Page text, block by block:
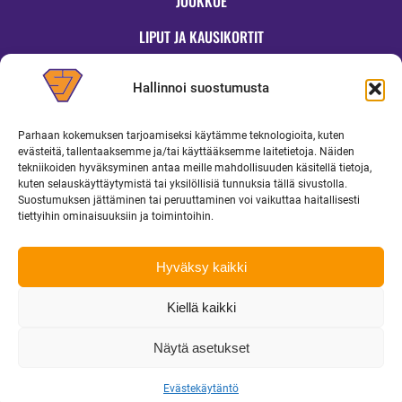
Hallinnoi suostumusta
Parhaan kokemuksen tarjoamiseksi käytämme teknologioita, kuten
evästeitä, tallentaaksemme ja/tai käyttääksemme laitetietoja. Näiden
tekniikoiden hyväksyminen antaa meille mahdollisuuden käsitellä tietoja,
kuten selauskäyttäytymistä tai yksilöllisiä tunnuksia tällä sivustolla.
Suostumuksen jättäminen tai peruuttaminen voi vaikuttaa haitallisesti
tiettyihin ominaisuuksiin ja toimintoihin.
Hyväksy kaikki
Kiellä kaikki
Näytä asetukset
Evästekäytäntö
LIPUT JA KAUSIKORTIT
OTTELUINFO
UUTISET
YRITYKSILLE
MEDIALLE
toimisto@superjymy.fi|Tietosuojaseloste